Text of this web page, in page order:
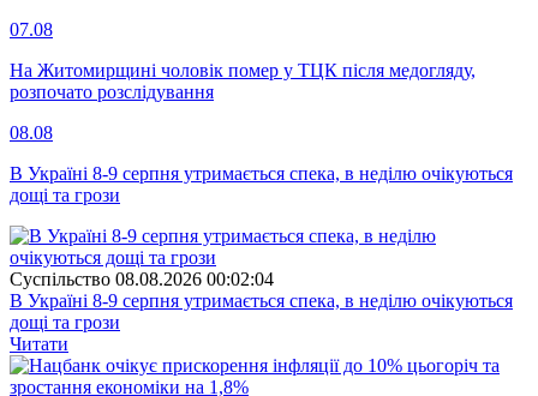
07.08
На Житомирщині чоловік помер у ТЦК після медогляду,
розпочато розслідування
08.08
В Україні 8-9 серпня утримається спека, в неділю очікуються
дощі та грози
Суспiльство 08.08.2026 00:02:04
В Україні 8-9 серпня утримається спека, в неділю очікуються
дощі та грози
Читати